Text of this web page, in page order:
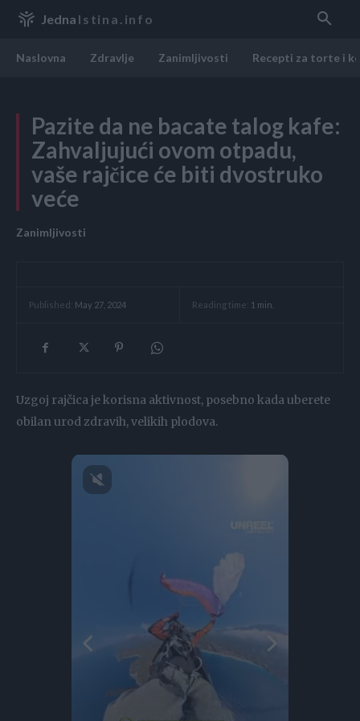
Jedna Istina.info
Naslovna Zdravlje Zanimljivosti Recepti za torte i
Pazite da ne bacate talog kafe:
Zahvaljujući ovom otpadu,
vaše rajčice će biti dvostruko
veće
Zanimljivosti
Published: May 27, 2024 Reading time: 1 min.
Uzgoj rajčica je korisna aktivnost, posebno kada uberete
obilan urod zdravih, velikih plodova.